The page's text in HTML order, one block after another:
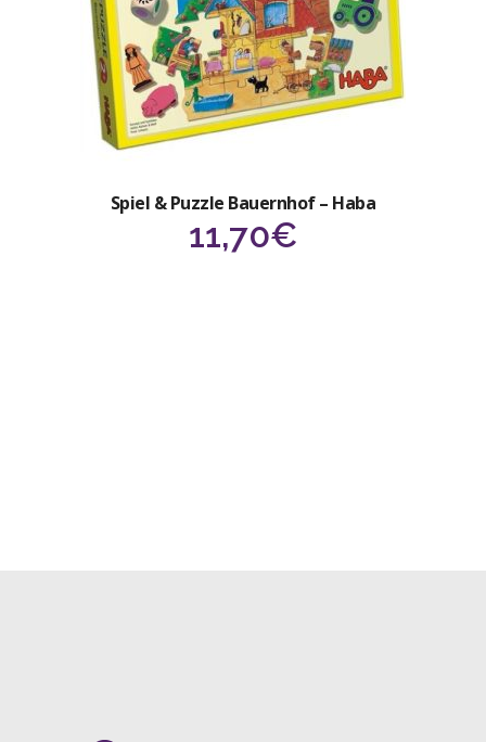
Spiel & Puzzle Bauernhof – Haba
11,70€